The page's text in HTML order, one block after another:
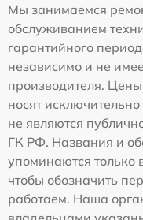
Мы занимаемся
обслуживанием
гарантийного
независимо и не
производителя.
носят
не являются
ГК РФ. Названия и
упоминаются
чтобы обозначить
работаем. Наша